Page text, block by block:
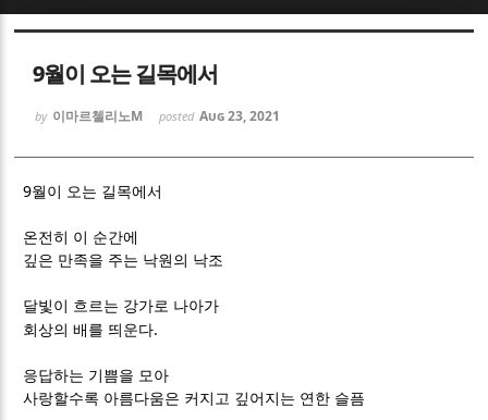
9월이 오는 길목에서
by 이마르첼리노M posted Aug 23, 2021
9월이 오는 길목에서
온전히 이 순간에
깊은 만족을 주는 낙원의 낙조
달빛이 흐르는 강가로 나아가
회상의 배를 띄운다.
응답하는 기쁨을 모아
사랑할수록 아름다움은 커지고 깊어지는 연한 슬픔
Sketchbook5, 스케치북5
Sketchbook5, 스케치북5
Sketchbook5, 스케치북5
Sketchbook5, 스케치북5